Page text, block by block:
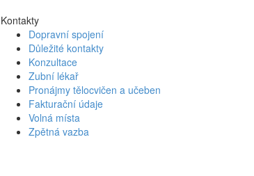
Kontakty
Dopravní spojení
Důležité kontakty
Konzultace
Zubní lékař
Pronájmy tělocvičen a učeben
Fakturační údaje
Volná místa
Zpětná vazba